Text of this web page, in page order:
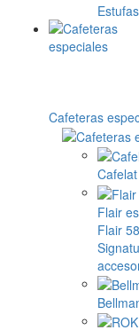
Cafeteras
Flair
Flair 58